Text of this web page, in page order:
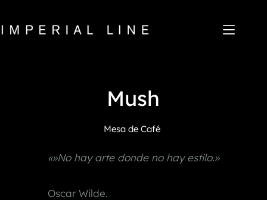
contenido
Productos
Quiénes somos
Noticias
Contacto
Mush
Mesa de Café
«»No hay arte donde no hay estilo.»
Oscar Wilde.